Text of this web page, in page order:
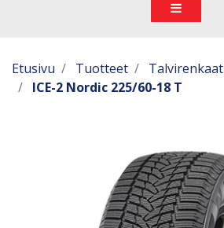
Etusivu Tuotteet Talvirenkaat
ICE-2 Nordic 225/60-18 T